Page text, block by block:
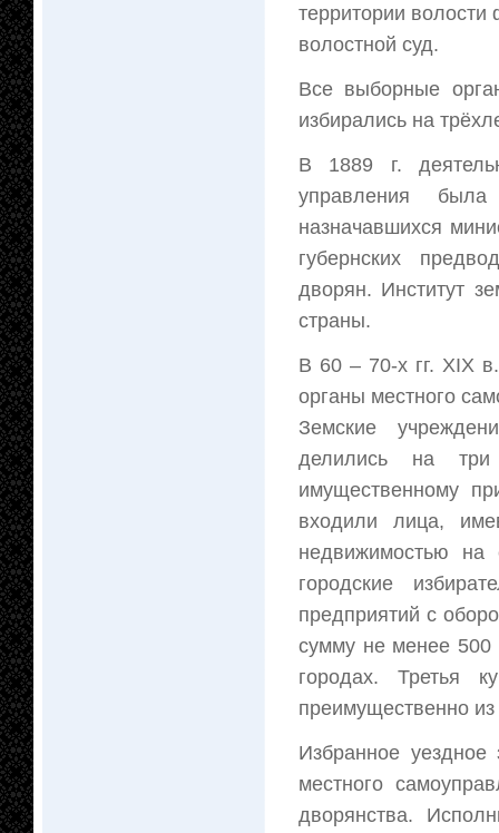
территории
волостной суд.
Все выборные
избирались на
В 1889 г.
управления
назначавшихся
губернских
дворян. Институт
страны.
В 60 – 70-х гг. XIX
органы местного
Земские
делились на три
имущественному
входили лица,
недвижимостью
городские
предприятий с
сумму не менее 500
городах. Третья
преимущественно из
Избранное уездное
местного
дворянства.